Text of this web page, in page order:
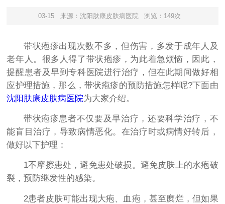
03-15 来源：沈阳肤康皮肤病医院 浏览：149次
带状疱疹出现次数不多，但伤害，多发于成年人及
老年人。很多人得了带状疱疹，为此着急烦恼，因此，
提醒患者及早到专科医院进行治疗，但在此期间做好相
应护理措施，那么，带状疱疹的预防措施怎样呢?下面由
沈阳肤康皮肤病医院为大家介绍。
带状疱疹患者不仅要及早治疗，还要科学治疗，不
能盲目治疗，导致病情恶化。在治疗时或病情好转后，
做好以下护理：
1不摩擦患处，避免患处破损。避免皮肤上的水疱破
裂，预防继发性的感染。
2患者皮肤可能出现大疱、血疱，甚至糜烂，但如果